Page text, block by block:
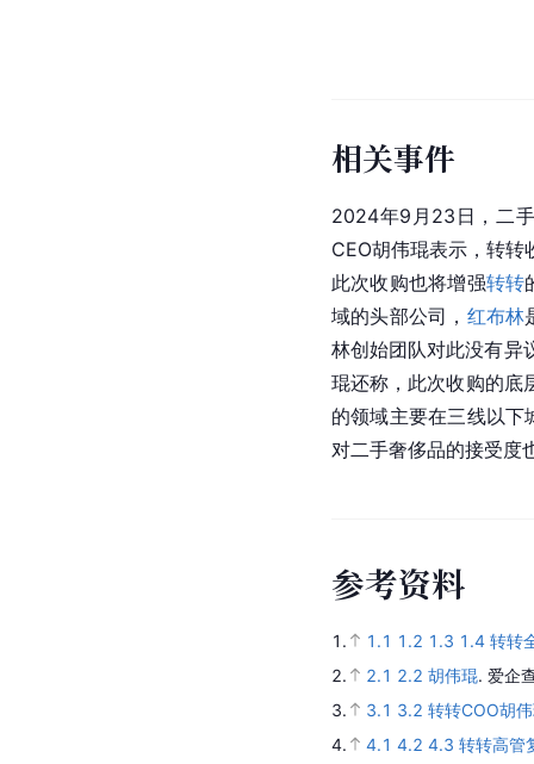
相关事件
2024年9月23日，二
CEO胡伟琨表示，转
此次收购也将增强转转
域的头部公司， 红布林
林创始团队对此没有异
琨还称，此次收购的底
的领域主要在三线以
对二手奢侈品的接受度
参考资料
1. 1.1 1.2 1.3 1.4 转转
2.
2.1 2.2 胡伟琨. 爱企
3.
3.1 3.2 转转COO胡
4.
4.1 4.2 4.3 转转高管